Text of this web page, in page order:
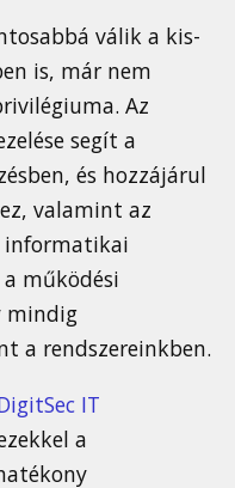
válik a kis-
is, már nem
Az
segít a
és hozzájárul
valamint az
informatikai
működési
mindig
a rendszereinkben.
IT
a